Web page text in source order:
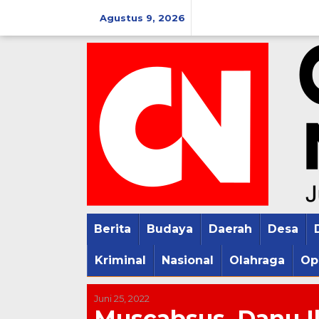
konten
Agustus 9, 2026
Berita Budaya Daerah Desa
Kriminal Nasional Olahraga
Juni 25, 2022